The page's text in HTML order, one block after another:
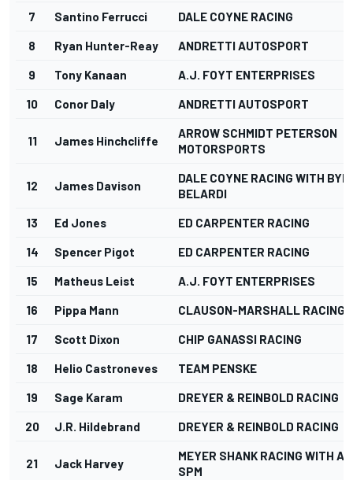
7 Santino Ferrucci DALE COYNE RACING
8 Ryan Hunter-Reay ANDRETTI AUTOSPORT
9 Tony Kanaan A.J. FOYT ENTERPRISES
10 Conor Daly ANDRETTI AUTOSPORT
11 James Hinchcliffe
ARROW SCHMIDT PETERSON
MOTORSPORTS
12 James Davison
DALE COYNE RACING WITH
BELARDI
13 Ed Jones ED CARPENTER RACING
14 Spencer Pigot ED CARPENTER RACING
15 Matheus Leist A.J. FOYT ENTERPRISES
16 Pippa Mann CLAUSON-MARSHALL RACING
17 Scott Dixon CHIP GANASSI RACING
18 Helio Castroneves TEAM PENSKE
19 Sage Karam DREYER & REINBOLD RACING
20 J.R. Hildebrand DREYER & REINBOLD RACING
21 Jack Harvey
MEYER SHANK RACING WITH
SPM